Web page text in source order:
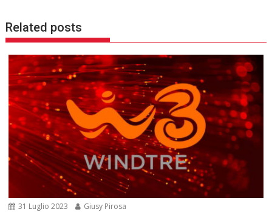
Related posts
31 Luglio 2023 Giusy Pirosa